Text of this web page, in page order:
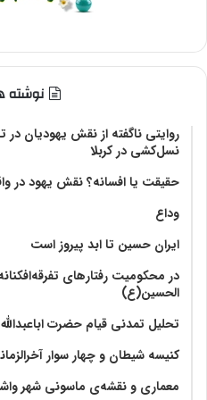
نوشته
روایتی ناگفته از نقش یهودیان
نسل‌کشی در کربلا
حقیقت یا افسانه؟‌ نقش یهود در
وداع
ایران حسین تا ابد پیروز است
در محکومیت رفتارهای
الحسین(ع)
تحلیل تمدنی قیام حضرت
کنیسه شیطان و چهار سوار
معماری و نقشه‌ی ماسونی شهر